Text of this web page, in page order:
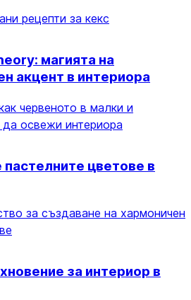
рецепти за кекс
магията на
акцент в интериора
червеното в малки и
освежи интериора
цветове в
за създаване на хармоничен
за интериор в